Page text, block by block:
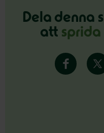
Dela denna
att